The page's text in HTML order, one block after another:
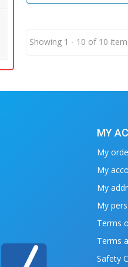
Showing 1 - 10 of 10
MY
My
My
My
My
Terms
Terms
Safety